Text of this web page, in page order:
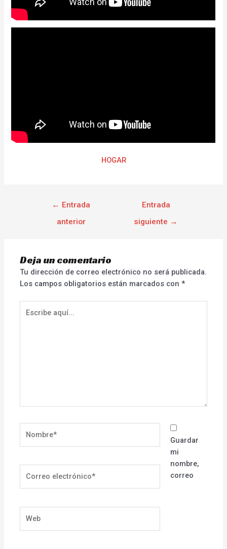
HOGAR
← Entrada
anterior
Entrada
siguiente →
Deja un comentario
Tu dirección de correo electrónico no será publicada.
Los campos obligatorios están marcados con*
aquí...
electrónico*
Guardar
mi
nombre,
correo